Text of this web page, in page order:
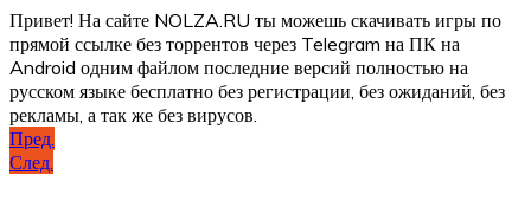
Привет! На сайте NOLZA.RU ты можешь скачивать игры по
прямой ссылке без торрентов через Telegram на ПК на
Android одним файлом последние версий полностью на
русском языке бесплатно без регистрации, без ожиданий, без
рекламы, а так же без вирусов.
Навигация
по
Пред.
След.